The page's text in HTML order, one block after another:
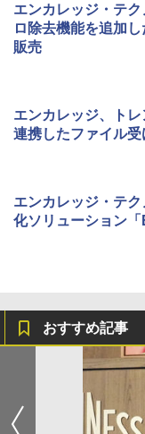
エンカレッジ・テ
ロ除去機能を追加
販売
エンカレッジ、ト
連携したファイル
エンカレッジ・テ
化ソリューション「
おすすめ記事